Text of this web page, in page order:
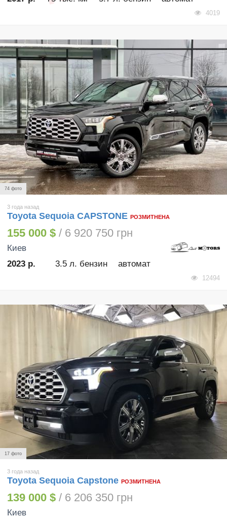
4019
74 фото
3 года назад
Toyota Sequoia CAPSTONE РОЗМИТНЕНА
155 000 $ / 6 920 750 грн
Киев
2023 р.
3.5 л. бензин автомат
12494
17 фото
3 года назад
Toyota Sequoia Capstone РОЗМИТНЕНА
139 000 $ / 6 206 350 грн
Киев